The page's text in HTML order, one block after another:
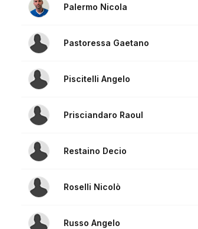
Palermo Nicola
Pastoressa Gaetano
Piscitelli Angelo
Prisciandaro Raoul
Restaino Decio
Roselli Nicolò
Russo Angelo